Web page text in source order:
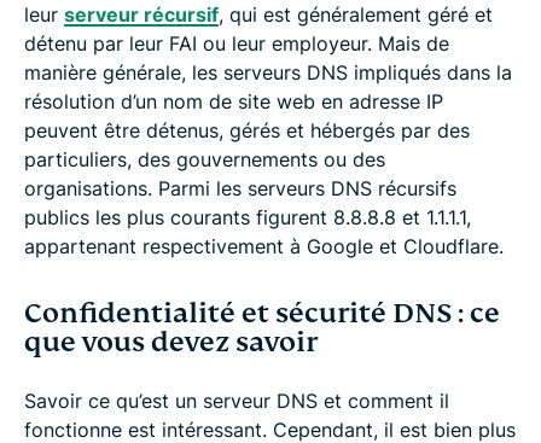
leur serveur récursif, qui est généralement géré et
détenu par leur FAI ou leur employeur. Mais de
manière générale, les serveurs DNS impliqués dans la
résolution d’un nom de site web en adresse IP
peuvent être détenus, gérés et hébergés par des
particuliers, des gouvernements ou des
organisations. Parmi les serveurs DNS récursifs
publics les plus courants figurent 8.8.8.8 et 1.1.1.1,
appartenant respectivement à Google et Cloudflare.
Confidentialité et sécurité DNS : ce
que vous devez savoir
Savoir ce qu’est un serveur DNS et comment il
fonctionne est intéressant. Cependant, il est bien plus